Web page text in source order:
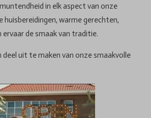
in elk aspect van onze
huisbereidingen, warme gerechten,
ervaar de smaak van traditie.
deel uit te maken van onze smaakvolle